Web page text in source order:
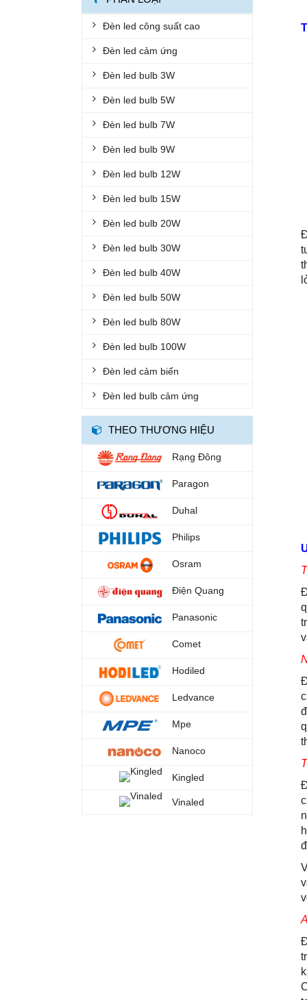
ĐÈN CHỐNG THẤM
Đèn led công suất cao
Đèn led cảm ứng
Đèn led bulb 3W
Đèn led bulb 5W
Đèn led bulb 7W
Đèn led bulb 9W
Đèn led bulb 12W
Đèn led bulb 15W
Đèn led bulb 20W
Đèn led bulb 30W
Đèn led bulb 40W
Đèn led bulb 50W
Đèn led bulb 80W
Đèn led bulb 100W
Đèn led cảm biến
Đèn led bulb cảm ứng
THEO THƯƠNG HIỆU
Rạng Đông
Paragon
Duhal
Philips
Osram
Điện Quang
Panasonic
Comet
Hodiled
Ledvance
Mpe
Nanoco
Kingled
Vinaled